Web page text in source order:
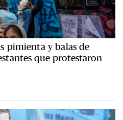
pimienta y balas de
que protestaron